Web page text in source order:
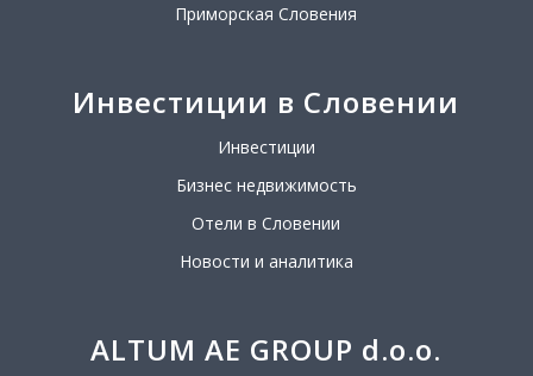
Приморская Словения
Инвестиции в Словении
Инвестиции
Бизнес недвижимость
Отели в Словении
Новости и аналитика
ALTUM AE GROUP d.o.o.